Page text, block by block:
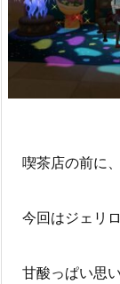
喫茶店の前に
今回はジェリ
甘酸っぱい思